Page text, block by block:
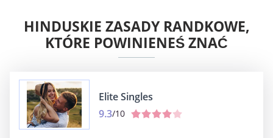
HINDUSKIE ZASADY RANDKOWE,
KTÓRE POWINIENEŚ ZNAĆ
Elite Singles
9.3/10